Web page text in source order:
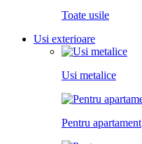
Toate usile
Usi exterioare
Usi metalice
Pentru apartament